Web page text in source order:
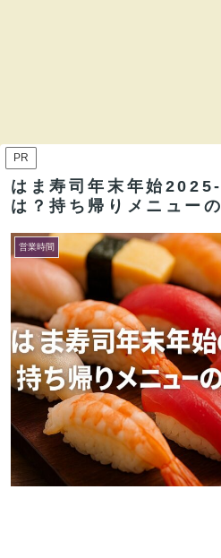
PR
はま寿司年末年始
は？持ち帰りメニュー
営業時間